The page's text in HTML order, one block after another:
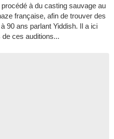
à du casting sauvage au
française, afin de trouver des
90 ans parlant Yiddish. Il a ici
ces auditions...